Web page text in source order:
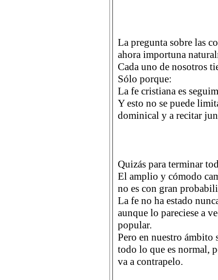
La pregunta sobre las
ahora importuna
Cada uno de nosotros
Sólo porque:
La fe cristiana es
Y esto no se puede
dominical y a recitar
Quizás para terminar
El amplio y cómodo
no es con gran
La fe no ha estado
aunque lo pareciese a
popular.
Pero en nuestro ámbito
todo lo que es normal,
va a contrapelo.